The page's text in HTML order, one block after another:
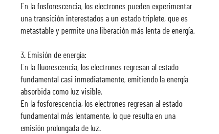
En la fosforescencia, los electrones pueden experimentar
una transición interestados a un estado triplete, que es
metastable y permite una liberación más lenta de energía.
3. Emisión de energía:
En la fluorescencia, los electrones regresan al estado
fundamental casi inmediatamente, emitiendo la energía
absorbida como luz visible.
En la fosforescencia, los electrones regresan al estado
fundamental más lentamente, lo que resulta en una
emisión prolongada de luz.